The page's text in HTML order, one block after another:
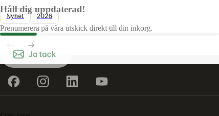
Nyhet 2026
Håll dig uppdaterad!
Prenumerera på våra utskick direkt till din inkorg.
Ja tack